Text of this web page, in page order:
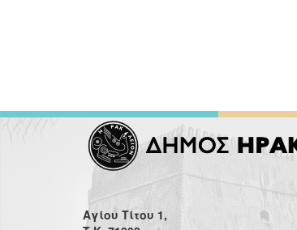
Αγίου Τίτου 1,